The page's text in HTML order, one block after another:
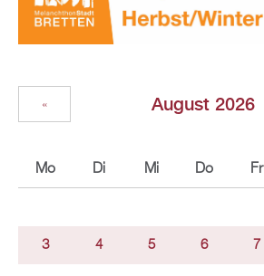
August 2026
«
Mo Di Mi Do Fr
3 4 5 6 7